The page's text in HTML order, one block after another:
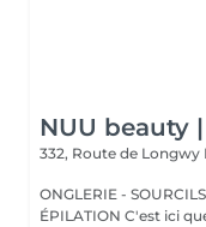
NUU beauty
332, Route de Longwy
ONGLERIE -
ÉPILATION C'est ici que tout a commencé. Depuis 2022, Merl